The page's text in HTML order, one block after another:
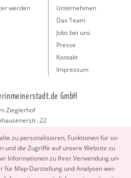
zu per­so­na­li­sie­ren, Funk­tio­nen für so­
und die Zu­grif­fe auf un­se­re Web­site zu
In­for­ma­tio­nen zu Ihrer Ver­wen­dung un­
für Map-Dar­stel­lung und Ana­ly­sen wei­
werden
Unternehmen
Das Team
Jobs bei uns
Presse
Kontakt
Impressum
GmbH
Zieglerhof
22